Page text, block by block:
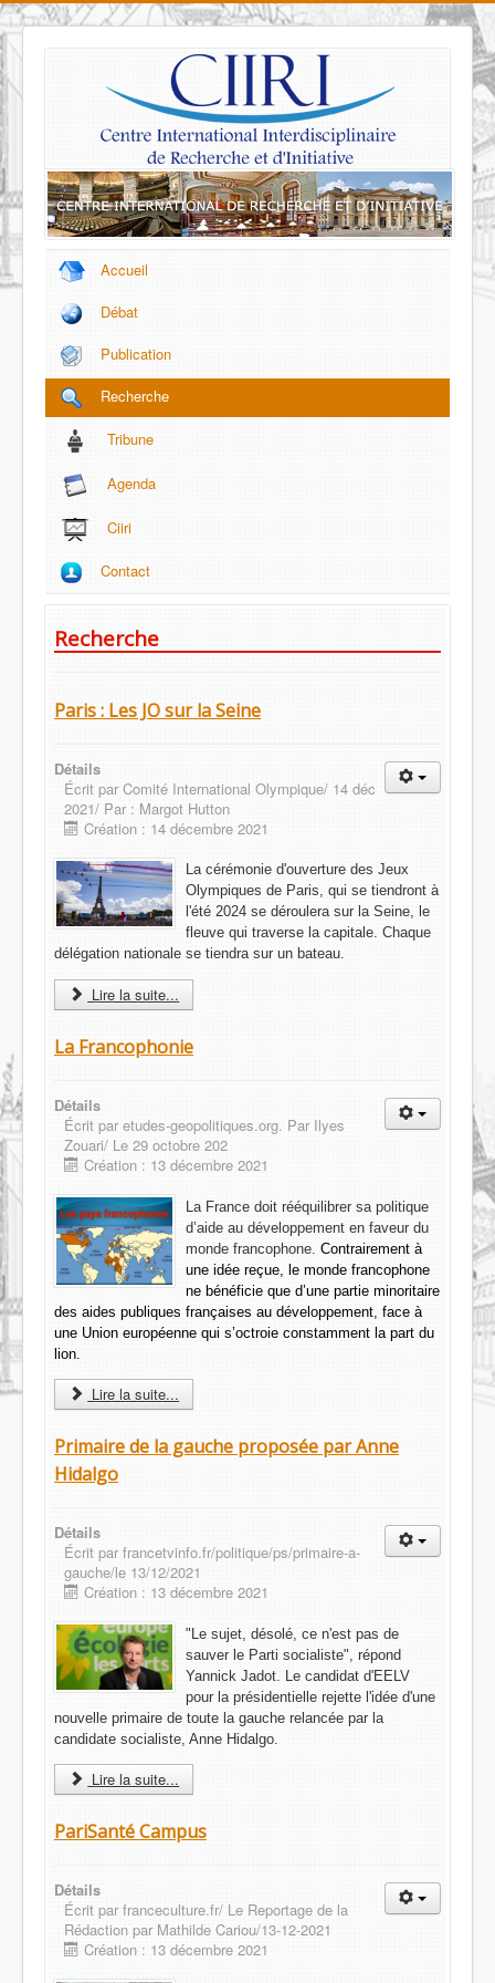
Accueil
Débat
Publication
Recherche
Tribune
Agenda
Ciiri
Contact
Recherche
Paris : Les JO sur la Seine
Détails
Écrit par Comité International Olympique/ 14 déc
2021/ Par : Margot Hutton
Création : 14 décembre 2021
La cérémonie d'ouverture des Jeux
Olympiques de Paris, qui se tiendront à
l'été 2024 se déroulera sur la Seine, le
fleuve qui traverse la capitale. Chaque
délégation nationale se tiendra sur un bateau.
Lire la suite...
La Francophonie
Détails
Écrit par etudes-geopolitiques.org. Par Ilyes
Zouari/ Le 29 octobre 202
Création : 13 décembre 2021
La France doit rééquilibrer sa politique
d’aide au développement en faveur du
monde francophone. Contrairement à
une idée reçue, le monde francophone
ne bénéficie que d’une partie minoritaire
des aides publiques françaises au développement, face à
une Union européenne qui s’octroie constamment la part du
lion.
Lire la suite...
Primaire de la gauche proposée par Anne
Hidalgo
Détails
Écrit par francetvinfo.fr/politique/ps/primaire-a-
gauche/le 13/12/2021
Création : 13 décembre 2021
"Le sujet, désolé, ce n'est pas de
sauver le Parti socialiste", répond
Yannick Jadot. Le candidat d'EELV
pour la présidentielle rejette l'idée d'une
nouvelle primaire de toute la gauche relancée par la
candidate socialiste, Anne Hidalgo.
Lire la suite...
PariSanté Campus
Détails
Écrit par franceculture.fr/ Le Reportage de la
Rédaction par Mathilde Cariou/13-12-2021
Création : 13 décembre 2021